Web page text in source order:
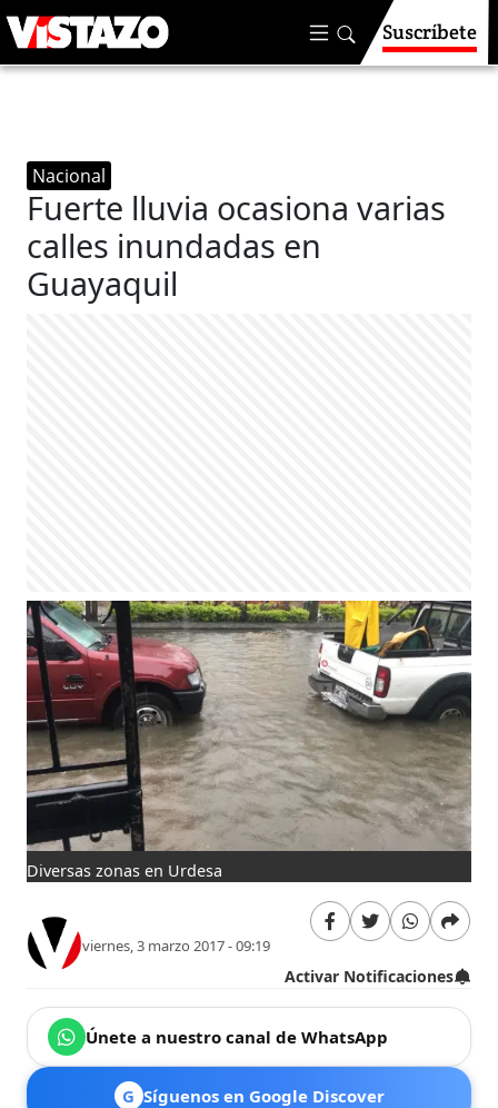
Suscríbete
Nacional
Fuerte lluvia ocasiona varias
calles inundadas en
Guayaquil
Diversas zonas en Urdesa
viernes, 3 marzo 2017 - 09:19
Activar Notificaciones
Únete a nuestro canal de WhatsApp
G Síguenos en Google Discover